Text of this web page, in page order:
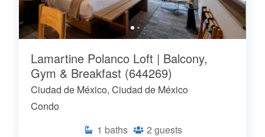
Lamartine Polanco Loft | Balcony,
Gym & Breakfast (644269)
Ciudad de México, Ciudad de México
Condo
1 baths 2 guests